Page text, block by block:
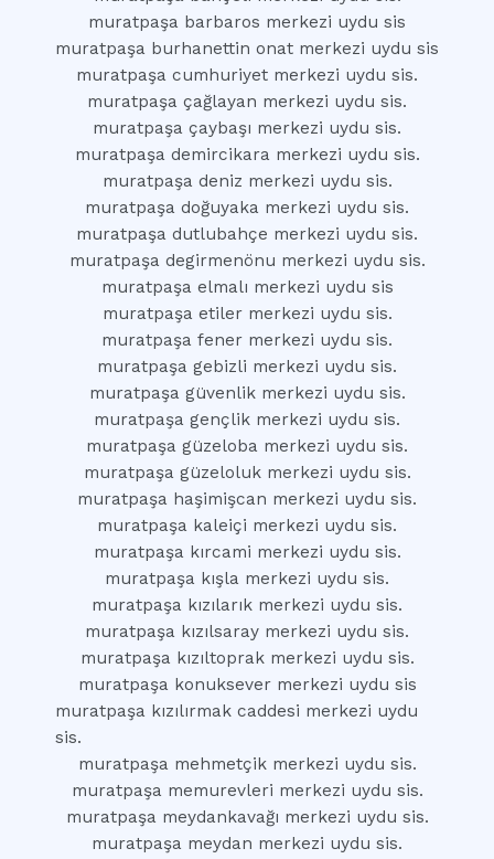
muratpaşa barbaros merkezi uydu sis
muratpaşa burhanettin onat merkezi uydu sis
muratpaşa cumhuriyet merkezi uydu sis.
muratpaşa çağlayan merkezi uydu sis.
muratpaşa çaybaşı merkezi uydu sis.
muratpaşa demircikara merkezi uydu sis.
muratpaşa deniz merkezi uydu sis.
muratpaşa doğuyaka merkezi uydu sis.
muratpaşa dutlubahçe merkezi uydu sis.
muratpaşa degirmenönu merkezi uydu sis.
muratpaşa elmalı merkezi uydu sis
muratpaşa etiler merkezi uydu sis.
muratpaşa fener merkezi uydu sis.
muratpaşa gebizli merkezi uydu sis.
muratpaşa güvenlik merkezi uydu sis.
muratpaşa gençlik merkezi uydu sis.
muratpaşa güzeloba merkezi uydu sis.
muratpaşa güzeloluk merkezi uydu sis.
muratpaşa haşimişcan merkezi uydu sis.
muratpaşa kaleiçi merkezi uydu sis.
muratpaşa kırcami merkezi uydu sis.
muratpaşa kışla merkezi uydu sis.
muratpaşa kızılarık merkezi uydu sis.
muratpaşa kızılsaray merkezi uydu sis.
muratpaşa kızıltoprak merkezi uydu sis.
muratpaşa konuksever merkezi uydu sis
muratpaşa kızılırmak caddesi merkezi uydu
sis.
muratpaşa mehmetçik merkezi uydu sis.
muratpaşa memurevleri merkezi uydu sis.
muratpaşa meydankavağı merkezi uydu sis.
muratpaşa meydan merkezi uydu sis.